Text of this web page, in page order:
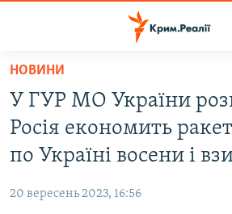
Перейти
основного
матеріалу
Перейти
до
основної
навігації
ВІДЕО ТА ФОТО
БЛОГИ
НОВИНИ
У ГУР МО України
Росія економить
по Україні восени і
20 вересень 2023, 16:56